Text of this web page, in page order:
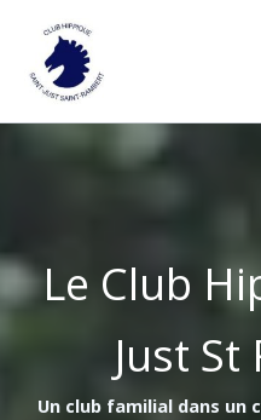
contenu
Le Club
Just
Un club familial dans un